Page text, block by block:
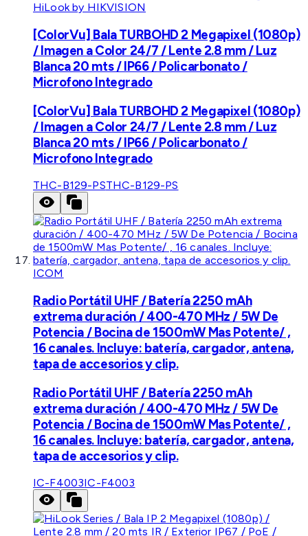
HiLook by HIKVISION
[ColorVu] Bala TURBOHD 2 Megapixel (1080p)
/ Imagen a Color 24/7 / Lente 2.8 mm / Luz
Blanca 20 mts / IP66 / Policarbonato /
Microfono Integrado
[ColorVu] Bala TURBOHD 2 Megapixel (1080p)
/ Imagen a Color 24/7 / Lente 2.8 mm / Luz
Blanca 20 mts / IP66 / Policarbonato /
Microfono Integrado
THC-B129-PSTHC-B129-PS
ICOM
Radio Portátil UHF / Batería 2250 mAh
extrema duración / 400-470 MHz / 5W De
Potencia / Bocina de 1500mW Mas Potente/ ,
16 canales. Incluye: batería, cargador, antena,
tapa de accesorios y clip.
Radio Portátil UHF / Batería 2250 mAh
extrema duración / 400-470 MHz / 5W De
Potencia / Bocina de 1500mW Mas Potente/ ,
16 canales. Incluye: batería, cargador, antena,
tapa de accesorios y clip.
IC-F4003IC-F4003